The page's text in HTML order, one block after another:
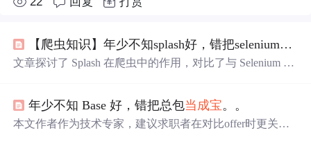
【爬虫知识】年少不知splash好，错把selenium
当成
文章探讨了 Splash 在爬虫中的作用，对比了与 Selenium 的
配置和使用 Splash，包括发送 GET 和 POST 请求，并强调
了 Splash 在无反爬策略但需要JS渲染场景下的优势。
年少不知 Base 好，错把总包当成宝。。
本文作者作为技术专家，建议求职者在对比offer时更关注B